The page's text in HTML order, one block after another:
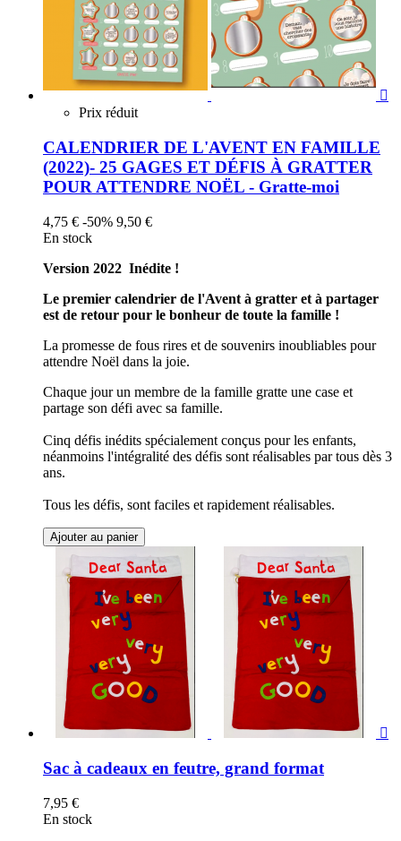

Prix réduit
CALENDRIER DE L'AVENT EN FAMILLE
(2022)- 25 GAGES ET DÉFIS À GRATTER
POUR ATTENDRE NOËL - Gratte-moi
4,75 € -50% 9,50 €
En stock
Version 2022 Inédite !
Le premier calendrier de l'Avent à gratter et à partager
est de retour pour le bonheur de toute la famille !
La promesse de fous rires et de souvenirs inoubliables pour
attendre Noël dans la joie.
Chaque jour un membre de la famille gratte une case et
partage son défi avec sa famille.
Cinq défis inédits spécialement conçus pour les enfants,
néanmoins l'intégralité des défis sont réalisables par tous dès 3
ans.
Tous les défis, sont faciles et rapidement réalisables.
Ajouter au panier

Sac à cadeaux en feutre, grand format
7,95 €
En stock